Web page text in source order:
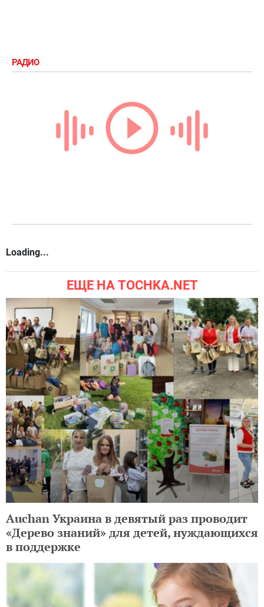
РАДИО
Loading...
ЕЩЕ НА TOCHKA.NET
Auchan Украина в девятый раз проводит
«Дерево знаний» для детей, нуждающихся
в поддержке